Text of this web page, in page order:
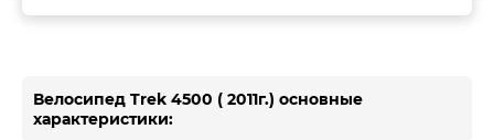
Велосипед Trek 4500 ( 2011г.) основные
характеристики: